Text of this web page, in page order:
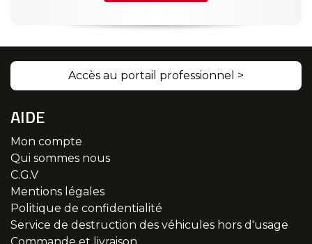
Accès au portail professionnel >
AIDE
Mon compte
Qui sommes nous
C.G.V
Mentions légales
Politique de confidentialité
Service de destruction des véhicules hors d'usage